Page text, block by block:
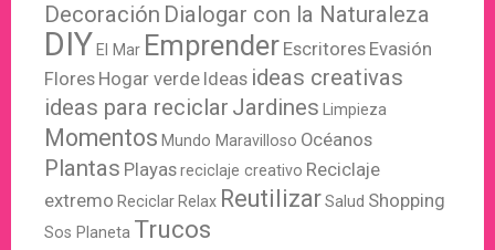
Decoración Dialogar con la Naturaleza
DIY El Mar Emprender Escritores Evasión
Flores Hogar verde Ideas ideas creativas
ideas para reciclar Jardines Limpieza
Momentos Mundo Maravilloso Océanos
Plantas Playasreciclaje creativo Reciclaje
extremo Reciclar Relax ReutilizarSalud Shopping
Sos Planeta Trucos